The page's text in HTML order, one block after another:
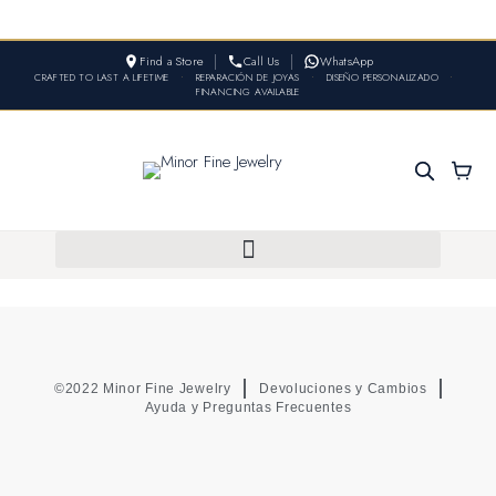
Find a Store Call Us WhatsApp
CRAFTED TO LAST A LIFETIME • REPARACIÓN DE JOYAS • DISEÑO PERSONALIZADO
•
FINANCING AVAILABLE
©2022 Minor Fine Jewelry
Devoluciones y Cambios
Ayuda y Preguntas Frecuentes